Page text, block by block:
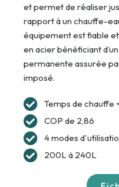
et permet de réaliser
rapport à un chauffe-
équipement est fiable
en acier bénéficiant
permanente assurée
imposé.
Temps de chauffe
COP de 2,86
4 modes
200L à 240L